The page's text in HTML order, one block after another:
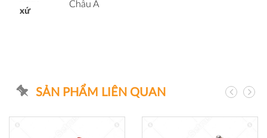
xứ
Châu Á
SẢN PHẨM LIÊN QUAN